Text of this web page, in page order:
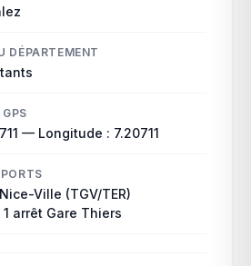
DÉPARTEMENT
— Longitude : 7.20711
Ville (TGV/TER)
arrêt Gare Thiers